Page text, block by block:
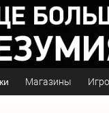
Магазины